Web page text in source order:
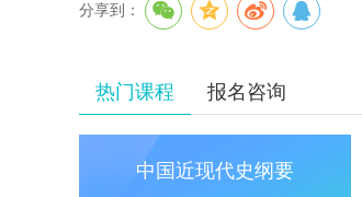
分享到：
热门课程 报名咨询
中国近现代史纲要